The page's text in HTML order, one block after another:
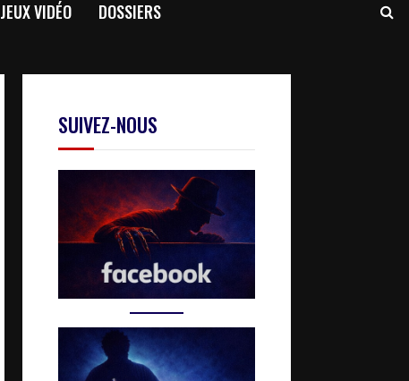
JEUX VIDÉO DOSSIERS
SUIVEZ-NOUS